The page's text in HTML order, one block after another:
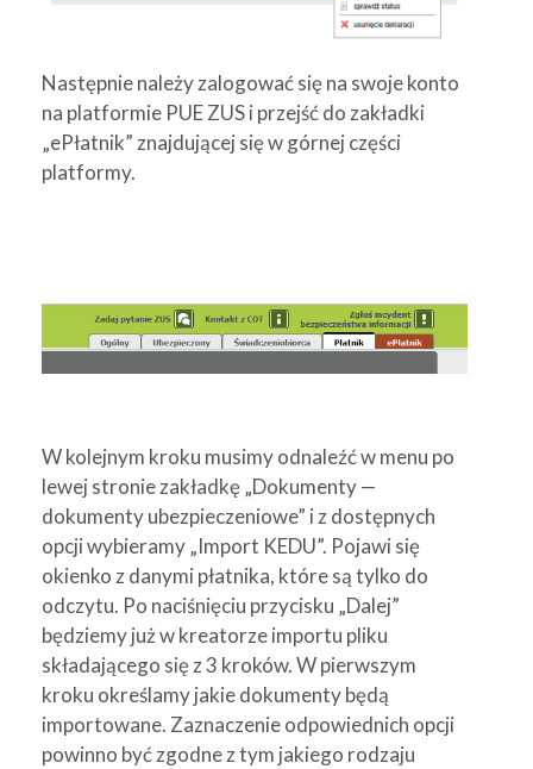
Następnie należy zalogować się na swoje konto
na platformie PUE ZUS i przejść do zakładki
„ePłatnik” znajdującej się w górnej części
platformy.
W kolejnym kroku musimy odnaleźć w menu po
lewej stronie zakładkę „Dokumenty —
dokumenty ubezpieczeniowe” i z dostępnych
opcji wybieramy „Import KEDU”. Pojawi się
okienko z danymi płatnika, które są tylko do
odczytu. Po naciśnięciu przycisku „Dalej”
będziemy już w kreatorze importu pliku
składającego się z 3 kroków. W pierwszym
kroku określamy jakie dokumenty będą
importowane. Zaznaczenie odpowiednich opcji
powinno być zgodne z tym jakiego rodzaju